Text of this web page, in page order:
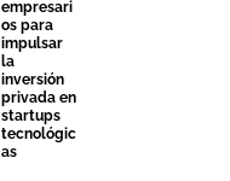
empresari
os para
impulsar
la
inversión
privada en
startups
tecnológic
as